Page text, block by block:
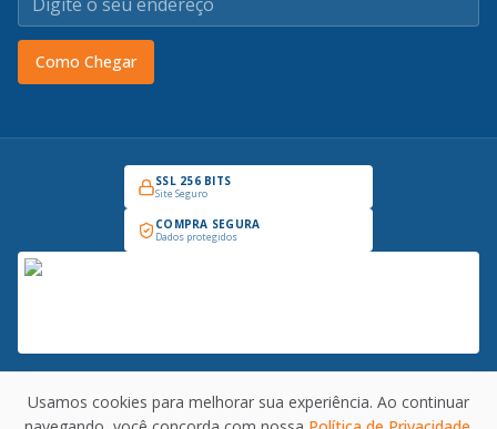
Como Chegar
SSL 256 BITS
Site Seguro
COMPRA SEGURA
Dados protegidos
Copyright © 2026 Prado Industrial - Todos os direitos reservados. CNPJ:
Usamos cookies para melhorar sua experiência. Ao continuar